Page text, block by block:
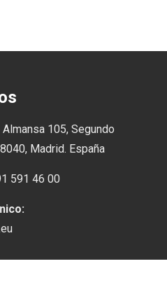
Almansa 105, Segundo
Madrid. España
591 46 00